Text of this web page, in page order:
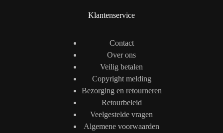
Klantenservice
Contact
Over ons
Veilig betalen
Copyright melding
Bezorging en retourneren
Retourbeleid
Veelgestelde vragen
Algemene voorwaarden